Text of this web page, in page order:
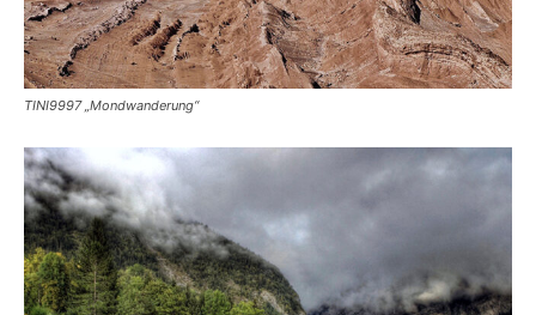
TINI9997 „Mondwanderung“